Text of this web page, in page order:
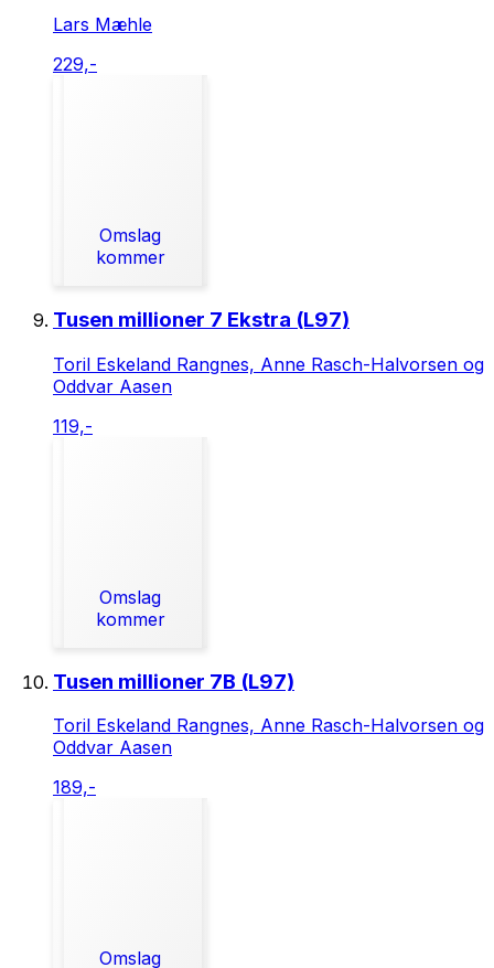
Lars Mæhle
229,-
Omslag
kommer
Tusen millioner 7 Ekstra (L97)
Toril Eskeland Rangnes, Anne Rasch-Halvorsen og
Oddvar Aasen
119,-
Omslag
kommer
Tusen millioner 7B (L97)
Toril Eskeland Rangnes, Anne Rasch-Halvorsen og
Oddvar Aasen
189,-
Omslag